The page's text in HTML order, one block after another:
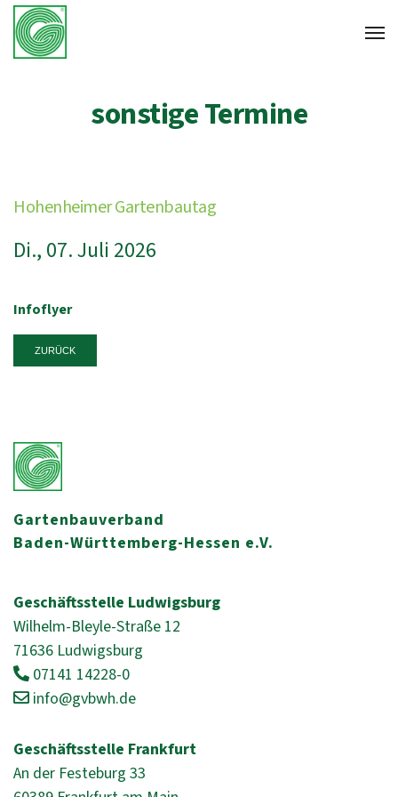
sonstige Termine
Hohenheimer Gartenbautag
Di., 07. Juli 2026
Infoflyer
ZURÜCK
Gartenbauverband
Baden-Württemberg-Hessen e.V.
Geschäftsstelle Ludwigsburg
Wilhelm-Bleyle-Straße 12
71636 Ludwigsburg
07141 14228-0
info@gvbwh.de
Geschäftsstelle Frankfurt
An der Festeburg 33